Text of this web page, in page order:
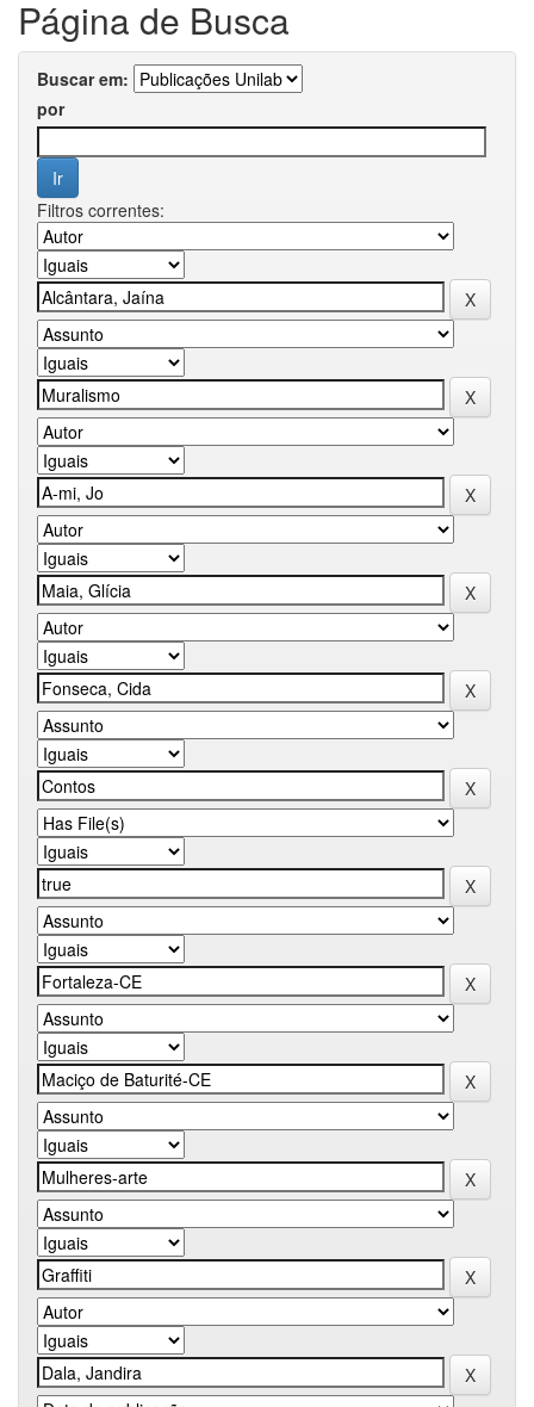
Página de Busca
Buscar em:
por
Filtros correntes: